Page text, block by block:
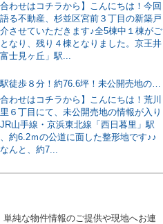
合わせはコチラから】こんにちは！今回
る不動産、杉並区宮前３丁目の新築戸
させていただきます♪全5棟中１棟がご
なり、残り４棟となりました。京王井
士見ヶ丘」駅...
西日暮里駅徒歩８分！約76.6坪！未公開売地の情報が入りました( ﾟДﾟ)
合わせはコチラから】こんにちは！荒川
６丁目にて、未公開売地の情報が入り
山手線・京浜東北線「西日暮里」駅
約6.2ｍの公道に面した整形地です♪♪
んと、約7...
純な物件情報のご提供や現地へお連